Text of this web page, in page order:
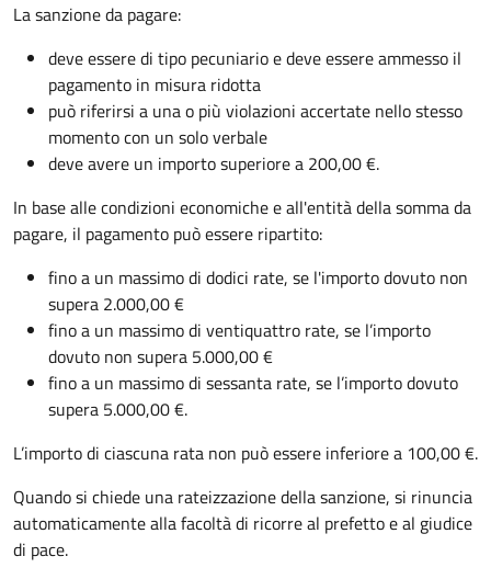
La sanzione da pagare:
deve essere di tipo pecuniario e deve essere ammesso il
pagamento in misura ridotta
può riferirsi a una o più violazioni accertate nello stesso
momento con un solo verbale
deve avere un importo superiore a 200,00 €.
In base alle condizioni economiche e all'entità della somma da
pagare, il pagamento può essere ripartito:
fino a un massimo di dodici rate, se l'importo dovuto non
supera 2.000,00 €
fino a un massimo di ventiquattro rate, se l’importo
dovuto non supera 5.000,00 €
fino a un massimo di sessanta rate, se l’importo dovuto
supera 5.000,00 €.
L’importo di ciascuna rata non può essere inferiore a 100,00 €.
Quando si chiede una rateizzazione della sanzione, si rinuncia
automaticamente alla facoltà di ricorre al prefetto e al giudice
di pace.